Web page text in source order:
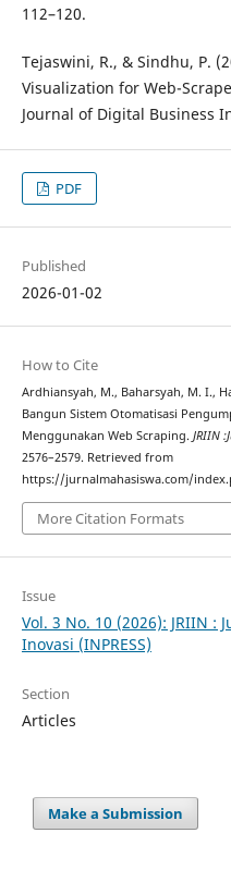
112–120.
Tejaswini, R., & Sindhu, P.
Visualization for Web-
Journal of Digital Business
PDF
Published
2026-01-02
How to Cite
Ardhiansyah, M., Baharsyah, M. I.,
Bangun Sistem Otomatisasi
Menggunakan Web Scraping. JRIIN
2576–2579. Retrieved from
https://jurnalmahasiswa.com/
More Citation Formats
Issue
Vol. 3 No. 10 (2026): JRIIN :
Inovasi (INPRESS)
Section
Articles
Make a Submission